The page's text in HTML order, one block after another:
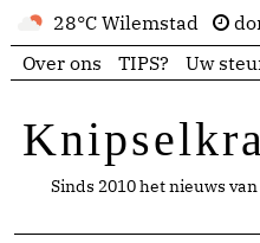
28°C Wilemstad
Over ons
TIPS? Uw
Sinds 2010 het nieuws